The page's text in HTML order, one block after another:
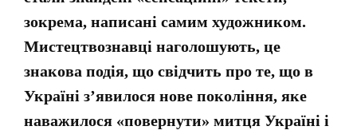
зокрема, написані самим художником.
Мистецтвознавці наголошують, це
знакова подія, що свідчить про те, що в
Україні з’явилося нове покоління, яке
наважилося «повернути» митця Україні і